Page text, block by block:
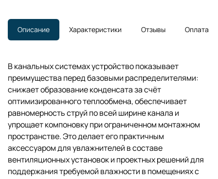
Описание Характеристики Отзывы Оплата
В канальных системах устройство показывает
преимущества перед базовыми распределителями:
снижает образование конденсата за счёт
оптимизированного теплообмена, обеспечивает
равномерность струй по всей ширине канала и
упрощает компоновку при ограниченном монтажном
пространстве. Это делает его практичным
аксессуаром для увлажнителей в составе
вентиляционных установок и проектных решений для
поддержания требуемой влажности в помещениях с